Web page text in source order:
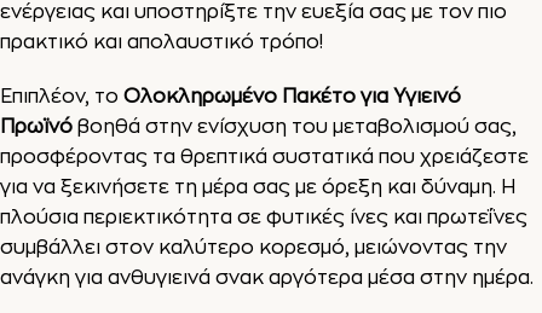
ενέργειας και υποστηρίξτε την ευεξία σας με τον πιο
πρακτικό και απολαυστικό τρόπο!
Επιπλέον, το Ολοκληρωμένο Πακέτο για Υγιεινό
Πρωϊνό βοηθά στην ενίσχυση του μεταβολισμού σας,
προσφέροντας τα θρεπτικά συστατικά που χρειάζεστε
για να ξεκινήσετε τη μέρα σας με όρεξη και δύναμη. Η
πλούσια περιεκτικότητα σε φυτικές ίνες και πρωτεΐνες
συμβάλλει στον καλύτερο κορεσμό, μειώνοντας την
ανάγκη για ανθυγιεινά σνακ αργότερα μέσα στην ημέρα.